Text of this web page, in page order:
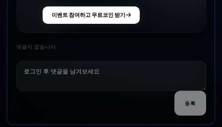
이벤트 참여하고 무료코인 받기
댓글이 없습니다.
등록